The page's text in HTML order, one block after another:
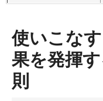
使いこな
果を発揮
則